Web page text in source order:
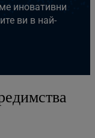
иновативни
ви в най-